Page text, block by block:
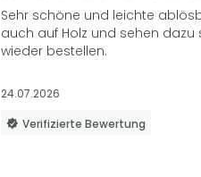
Sehr schöne und leichte
auch auf Holz und sehen
wieder bestellen.
24.07.2026
Verifizierte Bewertung